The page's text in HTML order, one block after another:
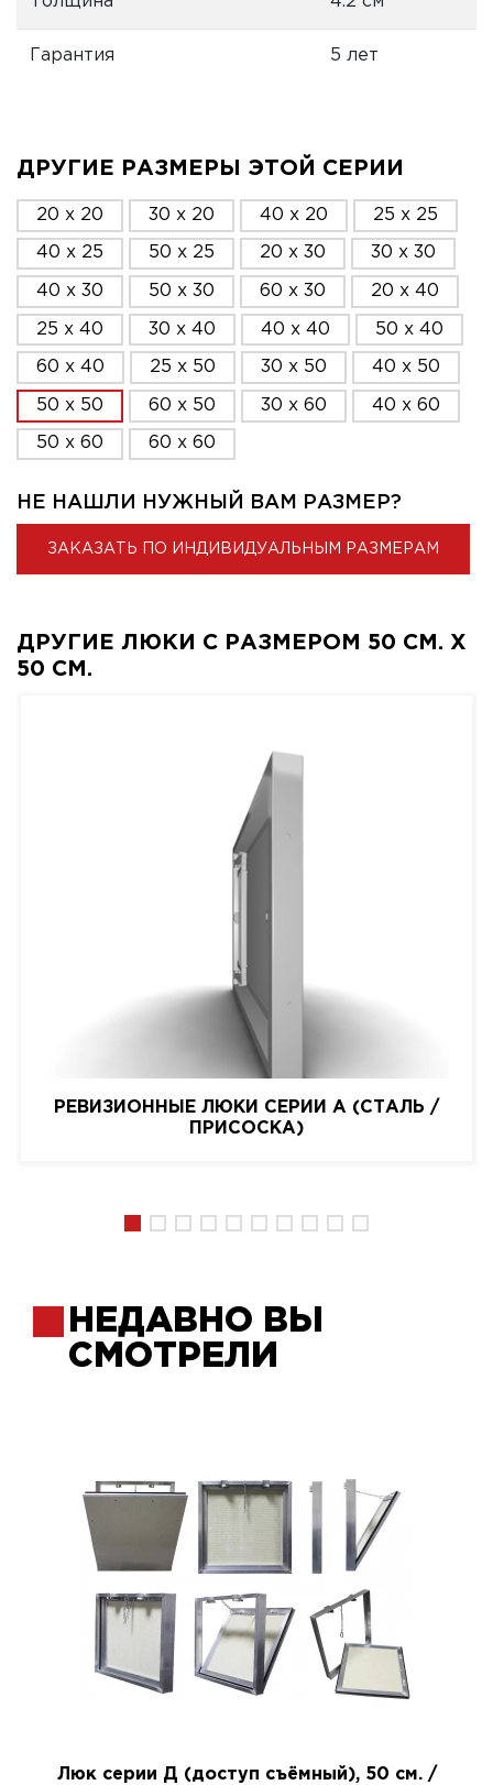
Гарантия 5 лет
ДРУГИЕ РАЗМЕРЫ ЭТОЙ СЕРИИ
20 x 20 30 x 20 40 x 20 25 x 25
40 x 25 50 x 25 20 x 30 30 x 30
40 x 30 50 x 30 60 x 30 20 x 40
25 x 40 30 x 40 40 x 40 50 x 40
60 x 40 25 x 50 30 x 50 40 x 50
50 x 50 60 x 50 30 x 60 40 x 60
50 x 60 60 x 60
НЕ НАШЛИ НУЖНЫЙ ВАМ РАЗМЕР?
ЗАКАЗАТЬ ПО ИНДИВИДУАЛЬНЫМ РАЗМЕРАМ
ДРУГИЕ ЛЮКИ С РАЗМЕРОМ 50 СМ. X
50 СМ.
РЕВИЗИОННЫЕ ЛЮКИ СЕРИИ A (СТАЛЬ /
ПРИСОСКА)
НЕДАВНО ВЫ
СМОТРЕЛИ
Люк серии Д (доступ съёмный), 50 см. /